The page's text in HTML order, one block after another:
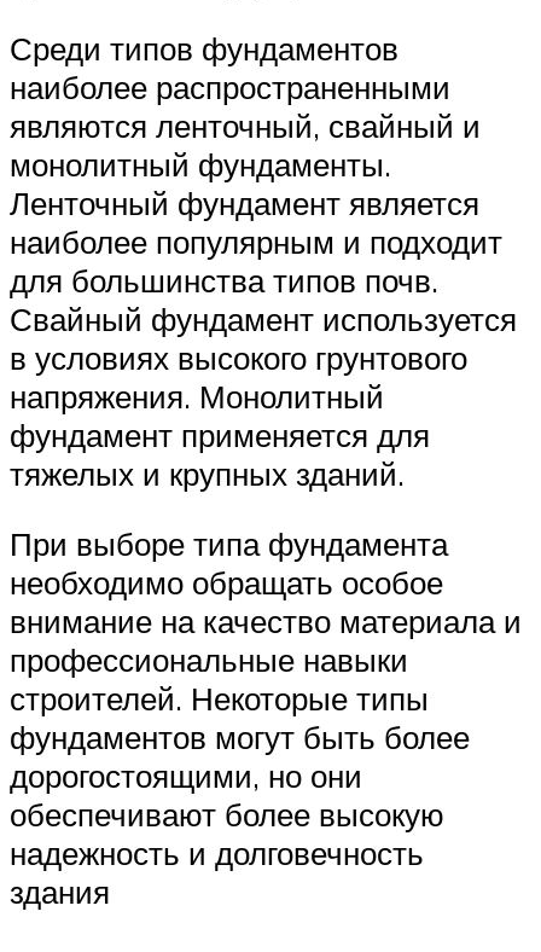
Среди типов фундаментов
наиболее распространенными
являются ленточный, свайный и
монолитный фундаменты.
Ленточный фундамент является
наиболее популярным и подходит
для большинства типов почв.
Свайный фундамент используется
в условиях высокого грунтового
напряжения. Монолитный
фундамент применяется для
тяжелых и крупных зданий.
При выборе типа фундамента
необходимо обращать особое
внимание на качество материала и
профессиональные навыки
строителей. Некоторые типы
фундаментов могут быть более
дорогостоящими, но они
обеспечивают более высокую
надежность и долговечность
здания